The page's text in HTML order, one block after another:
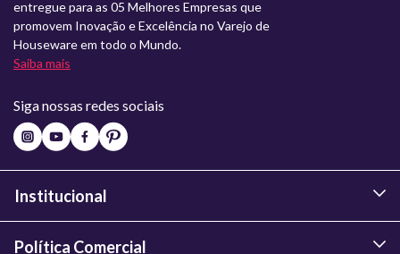
entregue para as 05 Melhores Empresas que
promovem Inovação e Excelência no Varejo de
Houseware em todo o Mundo.
Saiba mais
Siga nossas redes sociais
Institucional
Política Comercial